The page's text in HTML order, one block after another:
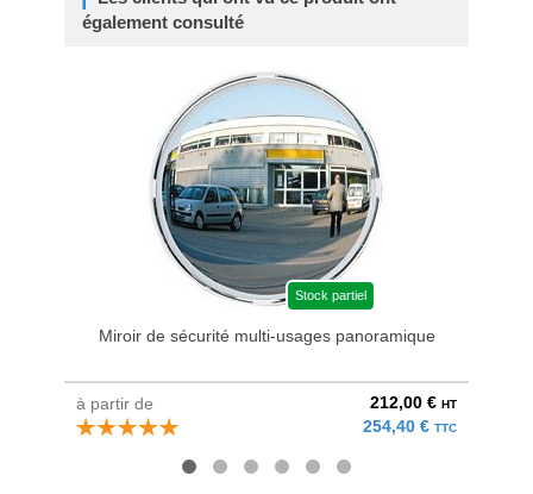
également consulté
Stock partiel
Miroir de sécurité multi-usages panoramique
à partir de 212,00 € HT
254,40 € TTC